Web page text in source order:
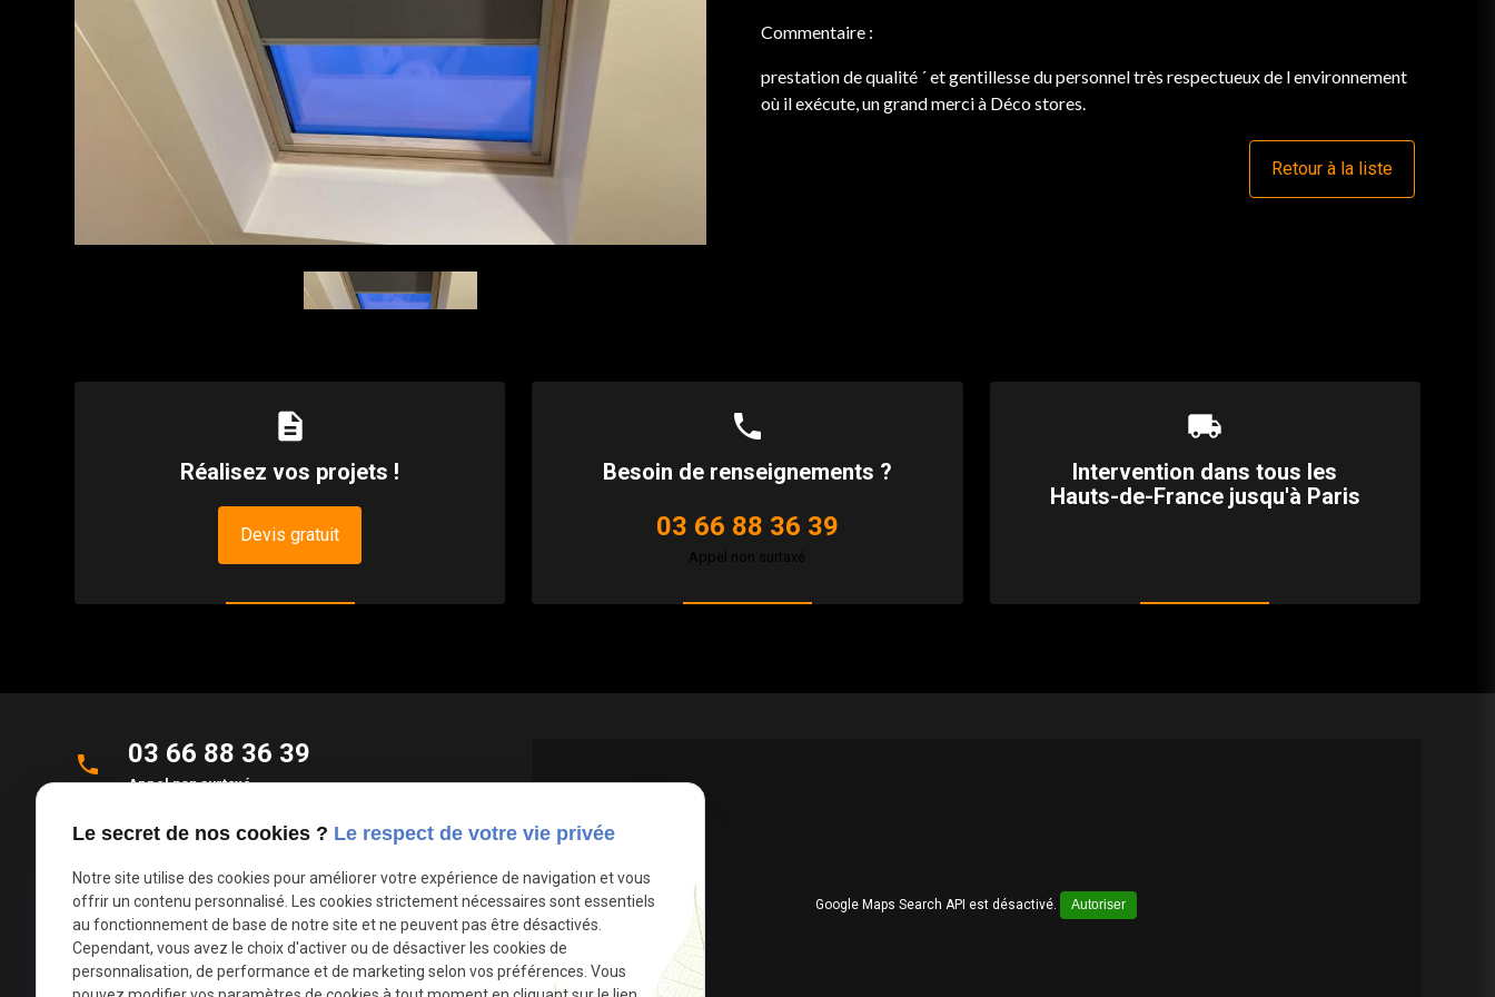
Commentaire :
prestation de qualité ´ et gentillesse du personnel très respectueux de l environnement
où il exécute, un grand merci à Déco stores.
Retour à la liste
description
Réalisez vos projets !
Devis gratuit
phone
Besoin de renseignements ?
03 66 88 36 39
Appel non surtaxé
local_shipping
Intervention dans tous les
Hauts-de-France jusqu'à Paris
phone 03 66 88 36 39
Appel non surtaxé
place
Allée des Roseaux
59270 Bailleul
mail contact@deco-stores.com
Google Maps Search API est désactivé. Autoriser
Le secret de nos cookies ? Le respect de votre vie privée
Notre site utilise des cookies pour améliorer votre expérience de navigation et vous
offrir un contenu personnalisé. Les cookies strictement nécessaires sont essentiels
au fonctionnement de base de notre site et ne peuvent pas être désactivés.
Cependant, vous avez le choix d'activer ou de désactiver les cookies de
personnalisation, de performance et de marketing selon vos préférences. Vous